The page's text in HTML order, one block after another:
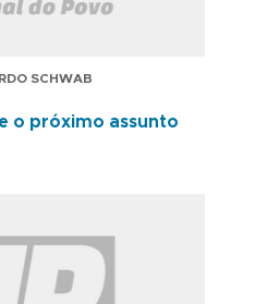
SCHWAB
o próximo assunto